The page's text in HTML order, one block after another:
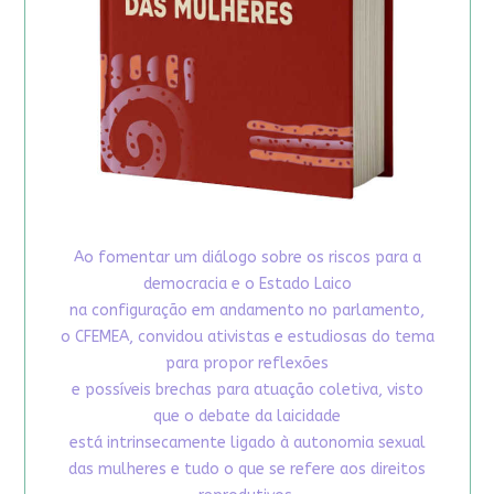
Ao fomentar um diálogo sobre os riscos para a
democracia e o Estado Laico
na configuração em andamento no parlamento,
o CFEMEA, convidou ativistas e estudiosas do tema
para propor reflexões
e possíveis brechas para atuação coletiva, visto
que o debate da laicidade
está intrinsecamente ligado à autonomia sexual
das mulheres e tudo o que se refere aos direitos